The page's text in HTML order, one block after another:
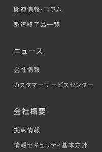
関連情報・コラム
製造終了品一覧
ニュース
会社情報
カスタマーサービス センター
会社概要
拠点情報
情報セキュリティ基本方針